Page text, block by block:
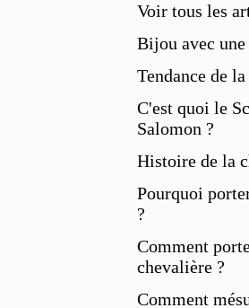
Voir tous les
Bijou avec
Tendance de
C'est quoi le
Salomon ?
Histoire de la
Pourquoi
?
Comment
chevalière ?
Comment